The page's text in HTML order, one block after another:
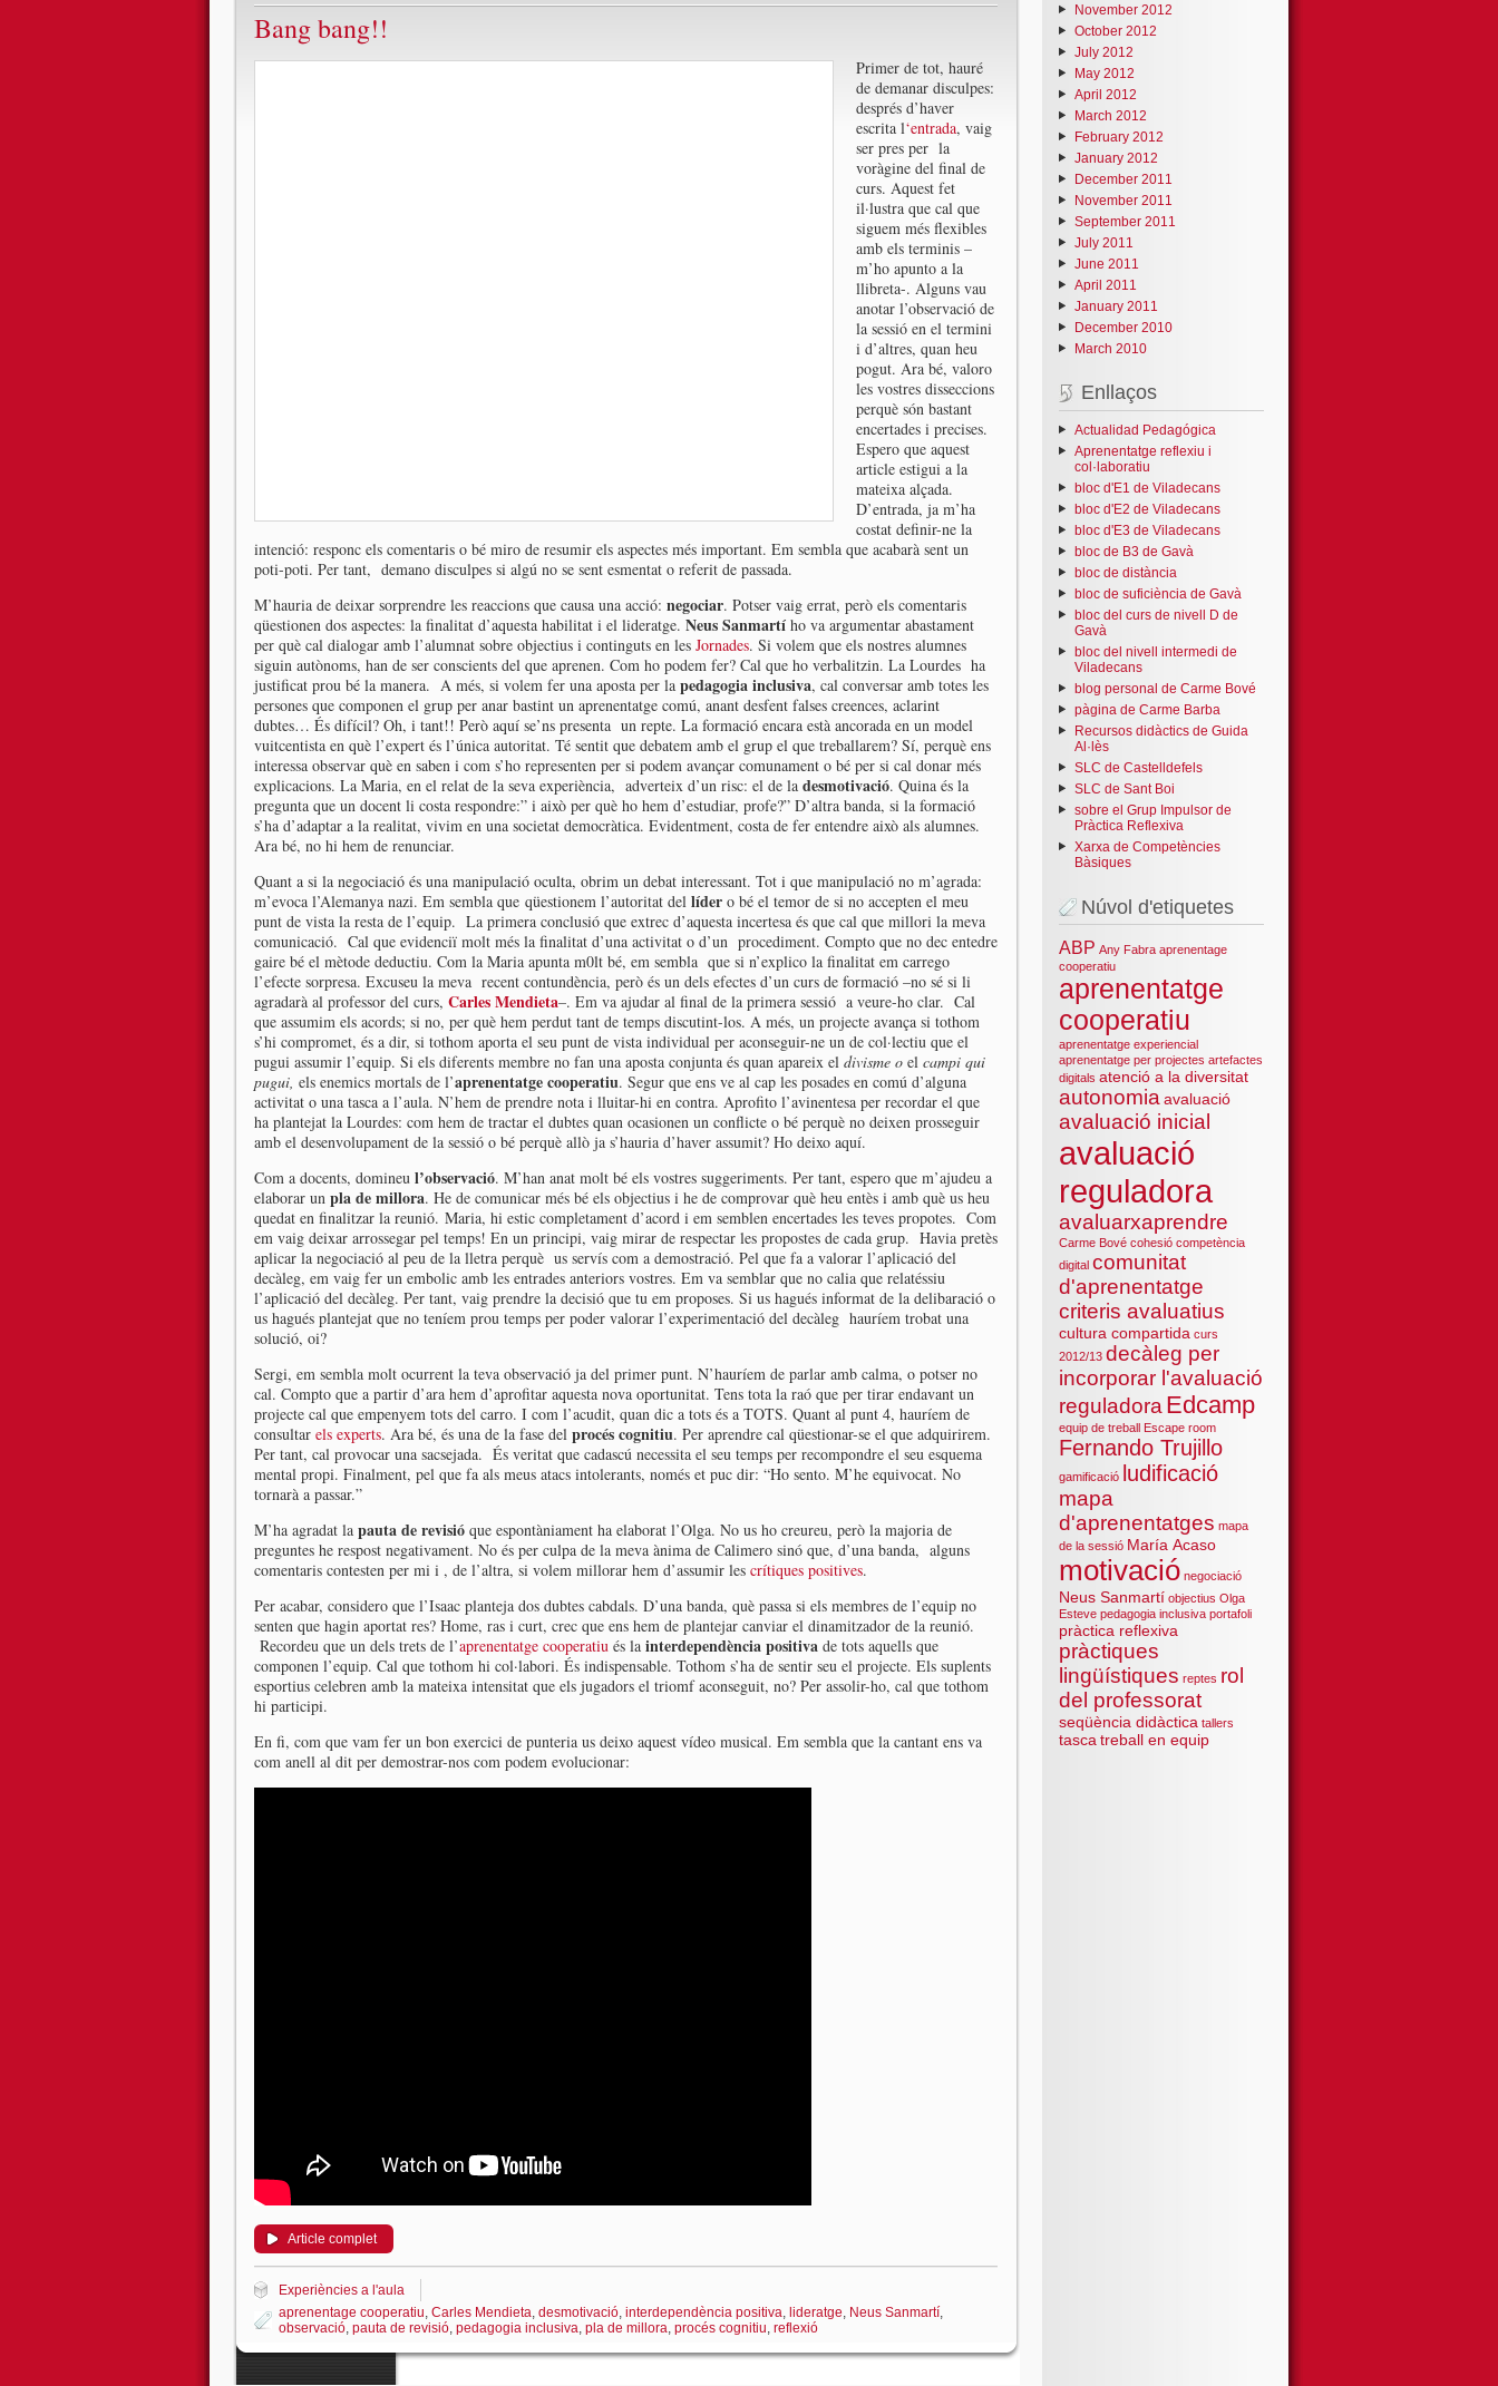
Bang bang!!
Primer de tot, hauré
de demanar disculpes:
després d’haver
escrita l‘entrada, vaig
ser pres per la
voràgine del final de
curs. Aquest fet
il·lustra que cal que
siguem més flexibles
amb els terminis –
m’ho apunto a la
llibreta-. Alguns vau
anotar l’observació de
la sessió en el termini
i d’altres, quan heu
pogut. Ara bé, valoro
les vostres disseccions
perquè són bastant
encertades i precises.
Espero que aquest
article estigui a la
mateixa alçada.
D’entrada, ja m’ha
costat definir-ne la
intenció: responc els comentaris o bé miro de resumir els aspectes més important. Em sembla que acabarà sent un
poti-poti. Per tant, demano disculpes si algú no se sent esmentat o referit de passada.
M’hauria de deixar sorprendre les reaccions que causa una acció: negociar. Potser vaig errat, però els comentaris
qüestionen dos aspectes: la finalitat d’aquesta habilitat i el lideratge. Neus Sanmartí ho va argumentar abastament
per què cal dialogar amb l’alumnat sobre objectius i continguts en les Jornades. Si volem que els nostres alumnes
siguin autònoms, han de ser conscients del que aprenen. Com ho podem fer? Cal que ho verbalitzin. La Lourdes ha
justificat prou bé la manera. A més, si volem fer una aposta per la pedagogia inclusiva, cal conversar amb totes les
persones que componen el grup per anar bastint un aprenentatge comú, anant desfent falses creences, aclarint
dubtes… És difícil? Oh, i tant!! Però aquí se’ns presenta un repte. La formació encara està ancorada en un model
vuitcentista en què l’expert és l’única autoritat. Té sentit que debatem amb el grup el que treballarem? Sí, perquè ens
interessa observar què en saben i com s’ho representen per si podem avançar comunament o bé per si cal donar més
explicacions. La Maria, en el relat de la seva experiència, adverteix d’un risc: el de la desmotivació. Quina és la
pregunta que un docent li costa respondre:” i això per què ho hem d’estudiar, profe?” D’altra banda, si la formació
s’ha d’adaptar a la realitat, vivim en una societat democràtica. Evidentment, costa de fer entendre això als alumnes.
Ara bé, no hi hem de renunciar.
Quant a si la negociació és una manipulació oculta, obrim un debat interessant. Tot i que manipulació no m’agrada:
m’evoca l’Alemanya nazi. Em sembla que qüestionem l’autoritat del líder o bé el temor de si no accepten el meu
punt de vista la resta de l’equip. La primera conclusió que extrec d’aquesta incertesa és que cal que millori la meva
comunicació. Cal que evidenciï molt més la finalitat d’una activitat o d’un procediment. Compto que no dec entedre
gaire bé el mètode deductiu. Com la Maria apunta m0lt bé, em sembla que si n’explico la finalitat em carrego
l’efecte sorpresa. Excuseu la meva recent contundència, però és un dels efectes d’un curs de formació –no sé si li
agradarà al professor del curs, Carles Mendieta–. Em va ajudar al final de la primera sessió a veure-ho clar. Cal
que assumim els acords; si no, per què hem perdut tant de temps discutint-los. A més, un projecte avança si tothom
s’hi compromet, és a dir, si tothom aporta el seu punt de vista individual per aconseguir-ne un de col·lectiu que el
pugui assumir l’equip. Si els diferents membre no fan una aposta conjunta és quan apareix el divisme o el campi qui
pugui, els enemics mortals de l’aprenentatge cooperatiu. Segur que ens ve al cap les posades en comú d’alguna
activitat o una tasca a l’aula. N’hem de prendre nota i lluitar-hi en contra. Aprofito l’avinentesa per recordar el que
ha plantejat la Lourdes: com hem de tractar el dubtes quan ocasionen un conflicte o bé perquè no deixen prosseguir
amb el desenvolupament de la sessió o bé perquè allò ja s’hauria d’haver assumit? Ho deixo aquí.
Com a docents, domineu l’observació. M’han anat molt bé els vostres suggeriments. Per tant, espero que m’ajudeu a
elaborar un pla de millora. He de comunicar més bé els objectius i he de comprovar què heu entès i amb què us heu
quedat en finalitzar la reunió. Maria, hi estic completament d’acord i em semblen encertades les teves propotes. Com
em vaig deixar arrossegar pel temps! En un principi, vaig mirar de respectar les propostes de cada grup. Havia pretès
aplicar la negociació al peu de la lletra perquè us servís com a demostració. Pel que fa a valorar l’aplicació del
decàleg, em vaig fer un embolic amb les entrades anteriors vostres. Em va semblar que no calia que relatéssiu
l’aplicació del decàleg. Per tant, vaig prendre la decisió que tu em proposes. Si us hagués informat de la delibaració o
us hagués plantejat que no teníem prou temps per poder valorar l’experimentació del decàleg hauríem trobat una
solució, oi?
Sergi, em sembla molt ocurrent la teva observació ja del primer punt. N’hauríem de parlar amb calma, o potser no
cal. Compto que a partir d’ara hem d’aprofitar aquesta nova oportunitat. Tens tota la raó que per tirar endavant un
projecte cal que empenyem tots del carro. I com l’acudit, quan dic a tots és a TOTS. Quant al punt 4, hauríem de
consultar els experts. Ara bé, és una de la fase del procés cognitiu. Per aprendre cal qüestionar-se el que adquirirem.
Per tant, cal provocar una sacsejada. És veritat que cadascú necessita el seu temps per recompondre el seu esquema
mental propi. Finalment, pel que fa als meus atacs intolerants, només et puc dir: “Ho sento. M’he equivocat. No
tornarà a passar.”
M’ha agradat la pauta de revisió que espontàniament ha elaborat l’Olga. No us ho creureu, però la majoria de
preguntes he respost negativament. No és per culpa de la meva ànima de Calimero sinó que, d’una banda, alguns
comentaris contesten per mi i , de l’altra, si volem millorar hem d’assumir les crítiques positives.
Per acabar, considero que l’Isaac planteja dos dubtes cabdals. D’una banda, què passa si els membres de l’equip no
senten que hagin aportat res? Home, ras i curt, crec que ens hem de plantejar canviar el dinamitzador de la reunió.
Recordeu que un dels trets de l’aprenentatge cooperatiu és la interdependència positiva de tots aquells que
componen l’equip. Cal que tothom hi col·labori. És indispensable. Tothom s’ha de sentir seu el projecte. Els suplents
esportius celebren amb la mateixa intensitat que els jugadors el triomf aconseguit, no? Per assolir-ho, cal que tothom
hi participi.
En fi, com que vam fer un bon exercici de punteria us deixo aquest vídeo musical. Em sembla que la cantant ens va
com anell al dit per demostrar-nos com podem evolucionar:
Article complet
Experiències a l'aula
aprenentage cooperatiu, Carles Mendieta, desmotivació, interdependència positiva, lideratge, Neus Sanmartí,
observació, pauta de revisió, pedagogia inclusiva, pla de millora, procés cognitiu, reflexió
November 2012
October 2012
July 2012
May 2012
April 2012
March 2012
February 2012
January 2012
December 2011
November 2011
September 2011
July 2011
June 2011
April 2011
January 2011
December 2010
March 2010
Enllaços
Actualidad Pedagógica
Aprenentatge reflexiu i
col·laboratiu
bloc d'E1 de Viladecans
bloc d'E2 de Viladecans
bloc d'E3 de Viladecans
bloc de B3 de Gavà
bloc de distància
bloc de suficiència de Gavà
bloc del curs de nivell D de
Gavà
bloc del nivell intermedi de
Viladecans
blog personal de Carme Bové
pàgina de Carme Barba
Recursos didàctics de Guida
Al·lès
SLC de Castelldefels
SLC de Sant Boi
sobre el Grup Impulsor de
Pràctica Reflexiva
Xarxa de Competències
Bàsiques
Núvol d'etiquetes
ABP Any Fabra aprenentage
cooperatiu
aprenentatge
cooperatiu
aprenentatge experiencial
aprenentatge per projectes artefactes
digitals atenció a la diversitat
autonomia avaluació
avaluació inicial
avaluació
reguladora
avaluarxaprendre
Carme Bové cohesió competència
digital comunitat
d'aprenentatge
criteris avaluatius
cultura compartida curs
2012/13 decàleg per
incorporar l'avaluació
reguladora Edcamp
equip de treball Escape room
Fernando Trujillo
gamificació ludificació
mapa
d'aprenentatges mapa
de la sessió María Acaso
motivació negociació
Neus Sanmartí objectius Olga
Esteve pedagogia inclusiva portafoli
pràctica reflexiva
pràctiques
lingüístiques reptes rol
del professorat
seqüència didàctica tallers
tasca treball en equip